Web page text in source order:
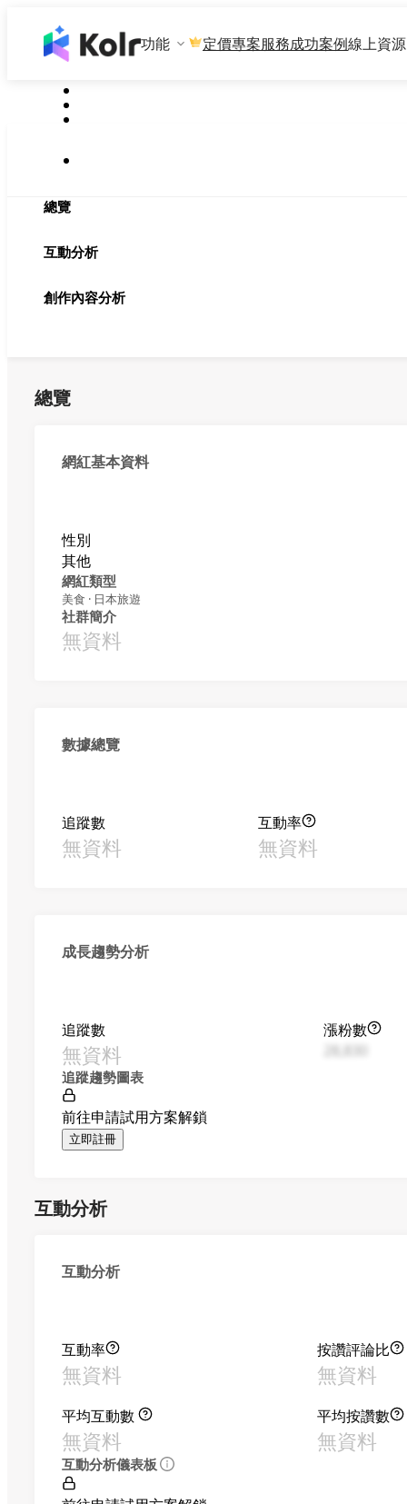
功能 定價專案服務成功案例線上資源
總覽
互動分析
創作內容分析
總覽
網紅基本資料
性別
其他
網紅類型
美食 · 日本旅遊
社群簡介
無資料
數據總覽
追蹤數
無資料
互動率
無資料
成長趨勢分析
追蹤數
無資料
漲粉數
追蹤趨勢圖表
前往申請試用方案解鎖
立即註冊
互動分析
互動分析
互動率
無資料
按讚評論比
無資料
平均互動數
無資料
平均按讚數
無資料
互動分析儀表板